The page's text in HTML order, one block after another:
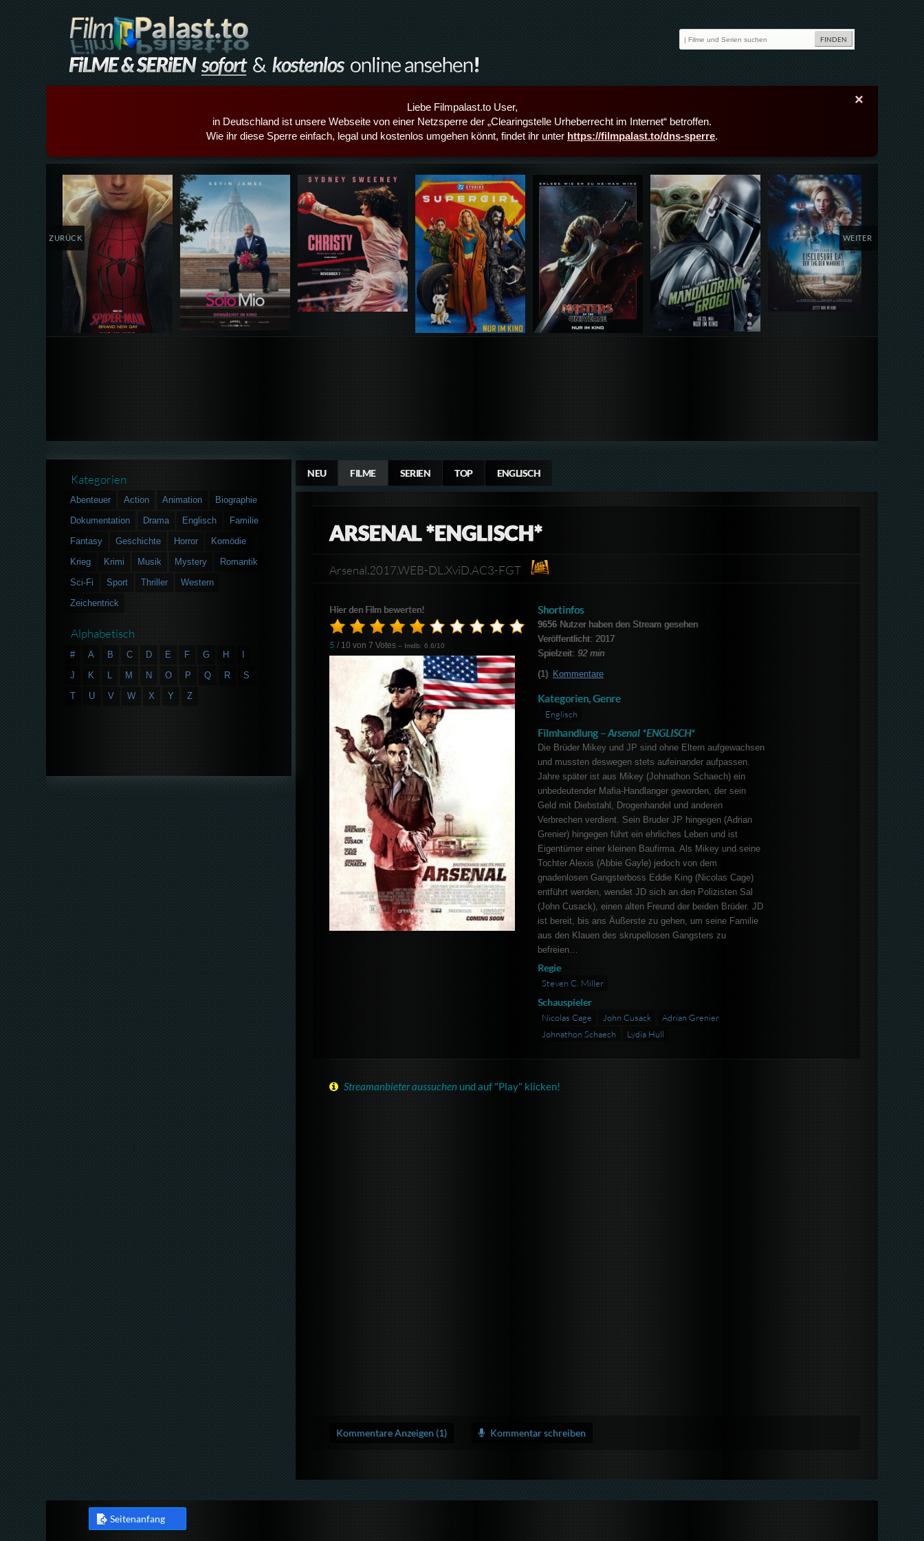
×
Liebe Filmpalast.to User,
in Deutschland ist unsere Webseite von einer Netzsperre der „Clearingstelle Urheberrecht im Internet“ betroffen.
Wie ihr diese Sperre einfach, legal und kostenlos umgehen könnt, findet ihr unter https://filmpalast.to/dns-sperre.
Details,Play Details,Play Details,Play Details,Play Details,Play Details,Play Details,Play
ZURÜCK WEITER
NEU FILME SERIEN TOP ENGLISCH
ARSENAL *ENGLISCH*
Arsenal.2017.WEB-DL.XviD.AC3-FGT
Hier den Film bewerten!
5 / 10 von7 Votes – Imdb: 6.6/10
Shortinfos
9656Nutzer haben den Stream gesehen
Veröffentlicht: 2017
Spielzeit: 92 min
(1) Kommentare
Kategorien, Genre
Englisch
Filmhandlung –Arsenal *ENGLISCH*
Die Brüder Mikey und JP sind ohne Eltern aufgewachsen
und mussten deswegen stets aufeinander aufpassen.
Jahre später ist aus Mikey (Johnathon Schaech) ein
unbedeutender Mafia-Handlanger geworden, der sein
Geld mit Diebstahl, Drogenhandel und anderen
Verbrechen verdient. Sein Bruder JP hingegen (Adrian
Grenier) hingegen führt ein ehrliches Leben und ist
Eigentümer einer kleinen Baufirma. Als Mikey und seine
Tochter Alexis (Abbie Gayle) jedoch von dem
gnadenlosen Gangsterboss Eddie King (Nicolas Cage)
entführt werden, wendet JD sich an den Polizisten Sal
(John Cusack), einen alten Freund der beiden Brüder. JD
ist bereit, bis ans Äußerste zu gehen, um seine Familie
aus den Klauen des skrupellosen Gangsters zu
befreien…
Regie
Steven C. Miller
Schauspieler
Nicolas Cage John Cusack
Adrian Grenier
Johnathon Schaech
Lydia Hull
Streamanbieter aussuchen und auf "Play" klicken!
Kommentare Anzeigen (1) Kommentar schreiben
Kategorien
Abenteuer Action Animation
Biographie
Dokumentation
Drama Englisch
Familie
Fantasy
Geschichte Horror
Komödie
Krieg
Krimi Musik Mystery
Romantik
Sci-Fi
Sport Thriller
Western
Zeichentrick
Alphabetisch
# A B C D E F G H
J
K L M N O P Q R
S
T
U V W X Y Z
Seitenanfang